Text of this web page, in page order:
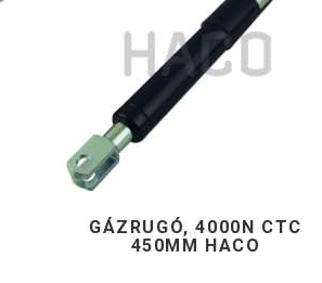
GÁZRUGÓ, 4000N CTC
450MM HACO